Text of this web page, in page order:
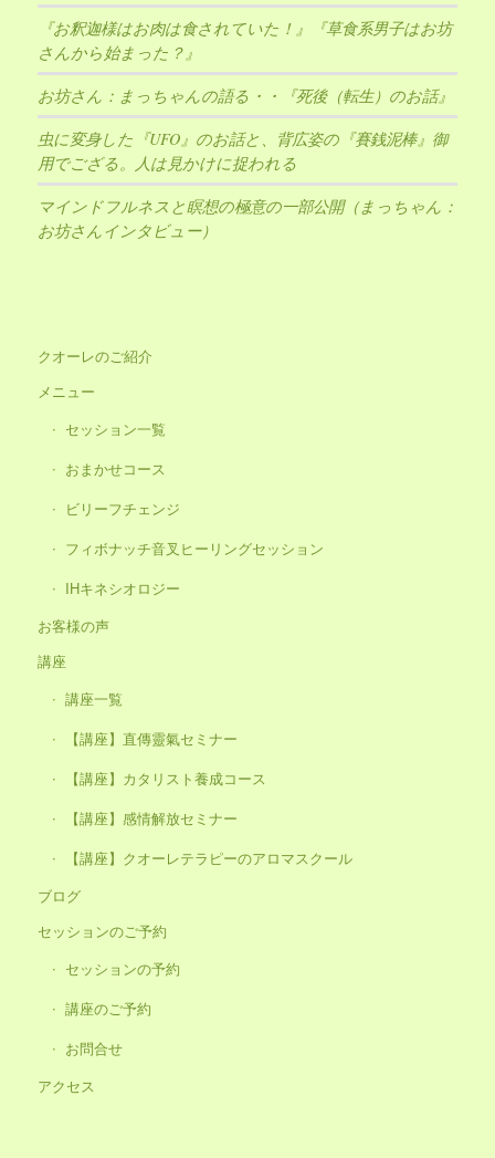
『お釈迦様はお肉は食されていた！』『草食系男子はお坊
さんから始まった？』
お坊さん：まっちゃんの語る・・『死後（転生）のお話』
虫に変身した『UFO』のお話と、背広姿の『賽銭泥棒』御
用でござる。人は見かけに捉われる
マインドフルネスと瞑想の極意の一部公開（まっちゃん：
お坊さんインタビュー）
クオーレのご紹介
メニュー
セッション一覧
おまかせコース
ビリーフチェンジ
フィボナッチ音叉ヒーリングセッション
IHキネシオロジー
お客様の声
講座
講座一覧
【講座】直傳靈氣セミナー
【講座】カタリスト養成コース
【講座】感情解放セミナー
【講座】クオーレテラピーのアロマスクール
ブログ
セッションのご予約
セッションの予約
講座のご予約
お問合せ
アクセス